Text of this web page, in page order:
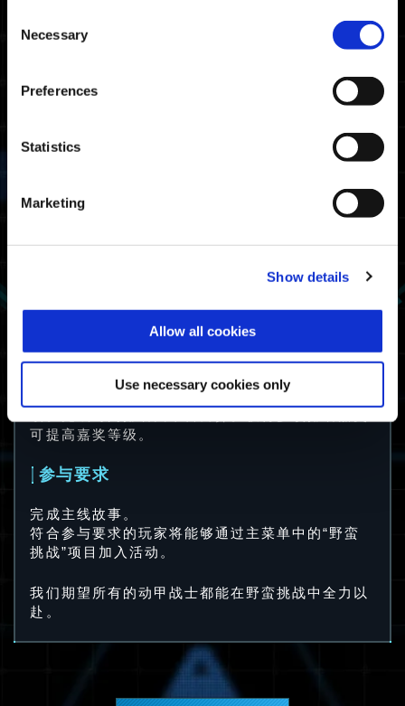
Selection
Necessary
Preferences
Statistics
Marketing
Show details
Allow all cookies
Use necessary cookies only
挑战大师
50%
幸存者
注意：完成时间排名较高的玩家也可获得排名较低
的嘉奖。排名计算完成后，将在主菜单上显示战
可提高嘉奖等级。
参与要求
完成主线故事。
符合参与要求的玩家将能够通过主菜单中的“野蛮
挑战”项目加入活动。
我们期望所有的动甲战士都能在野蛮挑战中全力以
赴。